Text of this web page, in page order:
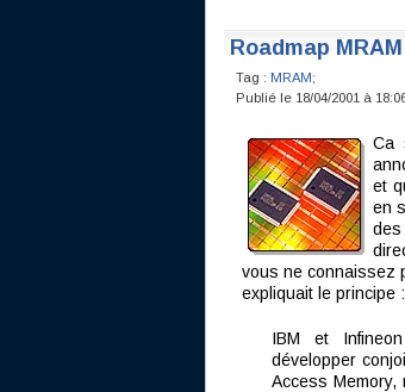
Roadmap MRAM
Tag : MRAM;
Publié le 18/04/2001 à
Ca
et
en
des
vous ne connaissez
expliquait le principe :
IBM et
développer
Access